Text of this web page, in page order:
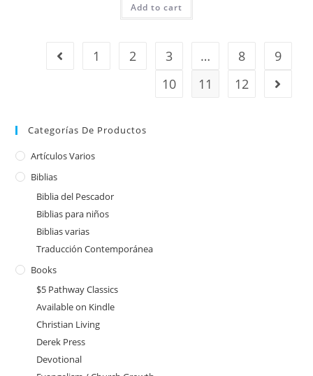
Add to cart
1 2 3 … 8
9
10
11 12
Categorías De Productos
Artículos Varios
Biblias
Biblia del Pescador
Biblias para niños
Biblias varias
Traducción Contemporánea
Books
$5 Pathway Classics
Available on Kindle
Christian Living
Derek Press
Devotional